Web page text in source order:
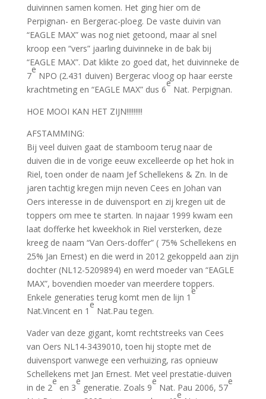
duivinnen samen komen. Het ging hier om de
Perpignan- en Bergerac-ploeg. De vaste duivin van
“EAGLE MAX” was nog niet getoond, maar al snel
kroop een “vers” jaarling duivinneke in de bak bij
“EAGLE MAX”. Dat klikte zo goed dat, het duivinneke de
7
e
NPO (2.431 duiven) Bergerac vloog op haar eerste
krachtmeting en “EAGLE MAX” dus 6
e
Nat. Perpignan.
HOE MOOI KAN HET ZIJN!!!!!!!!!
AFSTAMMING:
Bij veel duiven gaat de stamboom terug naar de
duiven die in de vorige eeuw excelleerde op het hok in
Riel, toen onder de naam Jef Schellekens & Zn. In de
jaren tachtig kregen mijn neven Cees en Johan van
Oers interesse in de duivensport en zij kregen uit de
toppers om mee te starten. In najaar 1999 kwam een
laat dofferke het kweekhok in Riel versterken, deze
kreeg de naam “Van Oers-doffer” ( 75% Schellekens en
25% Jan Ernest) en die werd in 2012 gekoppeld aan zijn
dochter (NL12-5209894) en werd moeder van “EAGLE
MAX”, bovendien moeder van meerdere toppers.
Enkele generaties terug komt men de lijn 1
e
Nat.Vincent en 1
e
Nat.Pau tegen.
Vader van deze gigant, komt rechtstreeks van Cees
van Oers NL14-3439010, toen hij stopte met de
duivensport vanwege een verhuizing, ras opnieuw
Schellekens met Jan Ernest. Met veel prestatie-duiven
in de 2
e
en 3
e
generatie. Zoals 9
e
Nat. Pau 2006, 57
e
e